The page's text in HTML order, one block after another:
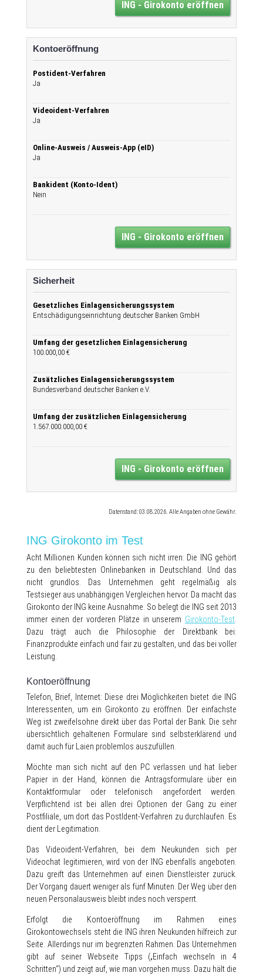
ING - Girokonto eröffnen
Kontoeröffnung
Postident-Verfahren
Ja
Videoident-Verfahren
Ja
Online-Ausweis / Ausweis-App (eID)
Ja
Bankident (Konto-Ident)
Nein
ING - Girokonto eröffnen
Sicherheit
Gesetzliches Einlagensicherungssystem
Entschädigungseinrichtung deutscher Banken GmbH
Umfang der gesetzlichen Einlagensicherung
100.000,00 €
Zusätzliches Einlagensicherungssystem
Bundesverband deutscher Banken e.V.
Umfang der zusätzlichen Einlagensicherung
1.567.000.000,00 €
ING - Girokonto eröffnen
Datenstand: 03.08.2026. Alle Angaben ohne Gewähr.
ING Girokonto im Test
Acht Millionen Kunden können sich nicht irren: Die ING gehört
zu den beliebtesten Onlinebanken in Deutschland. Und das
nicht grundlos. Das Unternehmen geht regelmäßig als
Testsieger aus unabhängigen Vergleichen hervor. Da macht das
Girokonto der ING keine Ausnahme. So belegt die ING seit 2013
immer einen der vorderen Plätze in unserem Girokonto-Test
Dazu trägt auch die Philosophie der Direktbank bei:
Finanzprodukte einfach und fair zu gestalten, und das bei voller
Leistung.
Kontoeröffnung
Telefon, Brief, Internet: Diese drei Möglichkeiten bietet die ING
Interessenten, um ein Girokonto zu eröffnen. Der einfachste
Weg ist zweifelsohne direkt über das Portal der Bank. Die sehr
übersichtlich gehaltenen Formulare sind selbsterklärend und
damit auch für Laien problemlos auszufüllen.
Möchte man sich nicht auf den PC verlassen und hat lieber
Papier in der Hand, können die Antragsformulare über ein
Kontaktformular oder telefonisch angefordert werden.
Verpflichtend ist bei allen drei Optionen der Gang zu einer
Postfiliale, um dort das PostIdent-Verfahren zu durchlaufen. Es
dient der Legitimation.
Das Videoident-Verfahren, bei dem Neukunden sich per
Videochat legitimieren, wird von der ING ebenfalls angeboten.
Dazu greift das Unternehmen auf einen Dienstleister zurück.
Der Vorgang dauert weniger als fünf Minuten. Der Weg über den
neuen Personalausweis bleibt indes noch versperrt.
Erfolgt die Kontoeröffnung im Rahmen eines
Girokontowechsels steht die ING ihren Neukunden hilfreich zur
Seite. Allerdings nur im begrenzten Rahmen. Das Unternehmen
gibt auf seiner Webseite Tipps („Einfach wechseln in 4
Schritten“) und zeigt auf, wie man vorgehen muss. Dazu hält die